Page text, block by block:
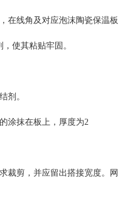
在线角及对应泡沫陶瓷保温板
使其粘贴牢固。
剂。
涂抹在板上，厚度为2
裁剪，并应留出搭接宽度。网